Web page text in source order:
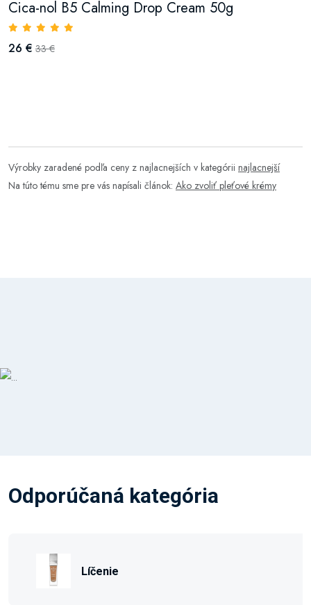
Cica-nol B5 Calming Drop Cream 50g
26 € 33 €
Výrobky zaradené podľa ceny z najlacnejších v kategórii najlacnejší
Na túto tému sme pre vás napísali článok: Ako zvoliť pleťové krémy
Odporúčaná kategória
Líčenie